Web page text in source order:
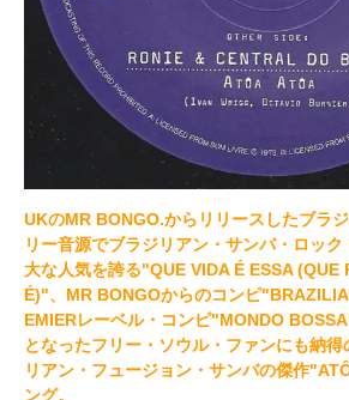
UKのMR BONGO.からリリースしたブラ
リー音源でブラジリアン・サンバ・ロッ
大な人気を誇る"QUE VIDA É ESSA (QUE
É)"、MR BONGOからのコンピ
EMIERレーベル・コンピ"MONDO
となったフリー・ソウル・ファンにも納
リアン・フュージョン・サンバの傑作
ング。